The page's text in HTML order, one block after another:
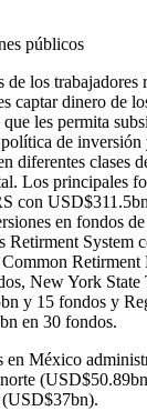
públicos
de los trabajadores
captar dinero de
les permita
de
diferentes clases
Los principales
con
en fondos de
Retirment System
Retirment
New York State
y 15 fondos y
en 30 fondos.
en México